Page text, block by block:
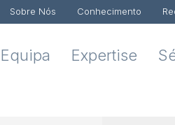
Sobre Nós Conhecimento
Equipa Expertise